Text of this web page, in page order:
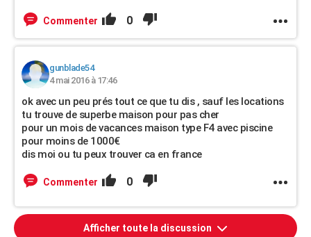
Commenter 0
gunblade54
4 mai 2016 à 17:46
ok avec un peu prés tout ce que tu dis , sauf les locations
tu trouve de superbe maison pour pas cher
pour un mois de vacances maison type F4 avec piscine
pour moins de 1000€
dis moi ou tu peux trouver ca en france
Commenter 0
Afficher toute la discussion